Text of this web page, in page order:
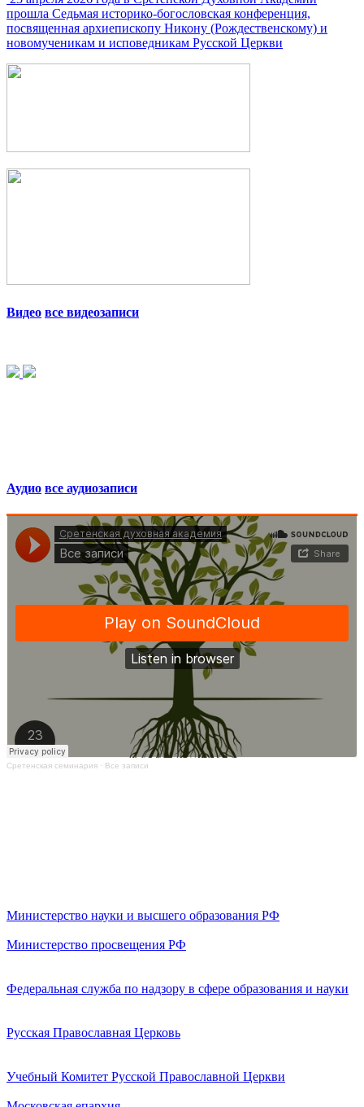
прошла Седьмая историко-богословская конференция,
посвященная архиепископу Никону (Рождественскому) и
новомученикам и исповедникам Русской Церкви
Видео все видеозаписи
Аудио все аудиозаписи
Сретенская семинария · Все записи
Министерство науки и высшего образования РФ
Министерство просвещения РФ
Федеральная служба по надзору в сфере образования и науки
Русская Православная Церковь
Учебный Комитет Русской Православной Церкви